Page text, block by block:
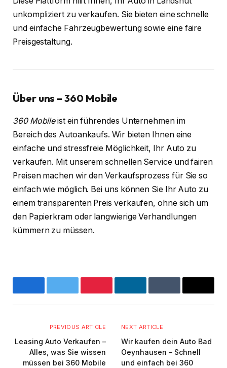
unkompliziert zu verkaufen. Sie bieten eine schnelle
und einfache Fahrzeugbewertung sowie eine faire
Preisgestaltung.
Über uns – 360 Mobile
360 Mobileist ein führendes Unternehmen im
Bereich des Autoankaufs. Wir bieten Ihnen eine
einfache und stressfreie Möglichkeit, Ihr Auto zu
verkaufen. Mit unserem schnellen Service und fairen
Preisen machen wir den Verkaufsprozess für Sie so
einfach wie möglich. Bei uns können Sie Ihr Auto zu
einem transparenten Preis verkaufen, ohne sich um
den Papierkram oder langwierige Verhandlungen
kümmern zu müssen.
FacebookTwitter PinterestLinkedInTumblr Email
PREVIOUS ARTICLE
Leasing Auto Verkaufen –
Alles, was Sie wissen
müssen bei 360 Mobile
NEXT ARTICLE
Wir kaufen dein Auto Bad
Oeynhausen – Schnell
und einfach bei 360